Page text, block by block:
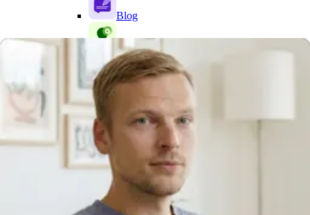
Blog
Centre d'apprentissage
Webinaires
Guide vidéo
Inspiration
Exemples de vidéos
S'adresser au service des ventes
Tarification